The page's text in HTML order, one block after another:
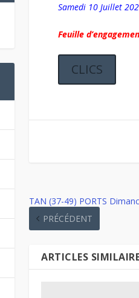
Samedi 10 Juillet
Feuille
CLICS
TAN (37-49) PORTS
PRÉCÉDENT
ARTICLES